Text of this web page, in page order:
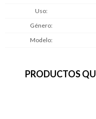
Uso
Género
Modelo
PRODUCTOS